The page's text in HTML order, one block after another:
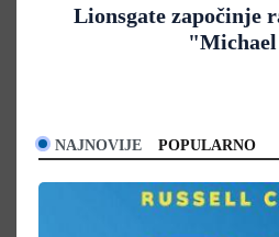
Lionsgate započinje
NAJNOVIJE POPULARNO